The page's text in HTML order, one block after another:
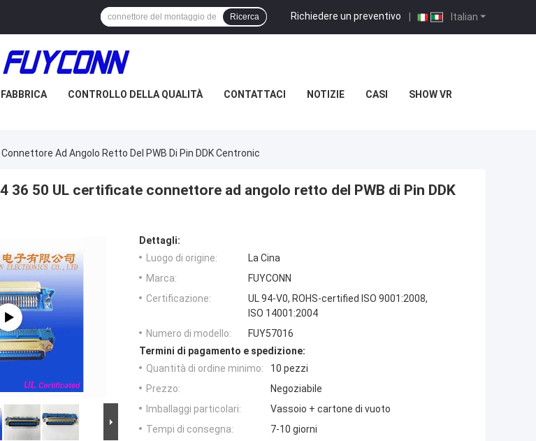
Italian
Richiedere un preventivo |
Ricerca
CONTROLLO DELLA QUALITÀ CONTATTACI NOTIZIE CASI SHOW VR
Ad Angolo Retto Del PWB Di Pin DDK Centronic
36 50 UL certificate connettore ad angolo retto del PWB di Pin DDK
Dettagli:
Luogo di origine:
La Cina
Marca:
FUYCONN
Certificazione:
UL 94-V0, ROHS-certified ISO 9001:2008,
ISO 14001:2004
Numero di modello:
FUY57016
Termini di pagamento e spedizione:
Quantità di ordine minimo:
10 pezzi
Prezzo:
Negoziabile
Imballaggi particolari:
Vassoio + cartone di vuoto
Tempi di consegna:
7-10 giorni